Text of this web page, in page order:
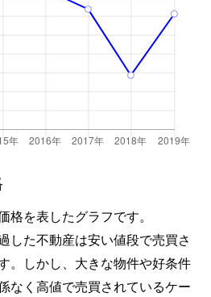
を表したグラフです。
した不動産は安い値段で売買さ
。しかし、大きな物件や好条件
なく高値で売買されているケー